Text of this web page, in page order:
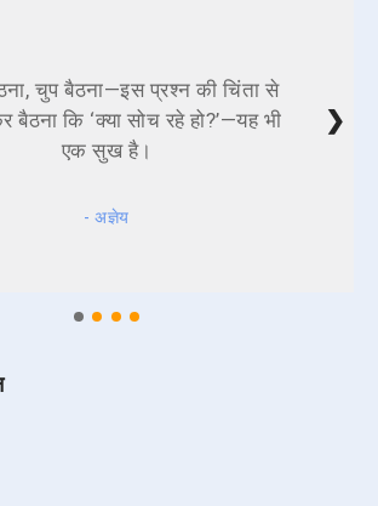
चुप बैठना—इस प्रश्न की चिंता से
बैठना कि ‘क्या सोच रहे हो?’—यह भी
एक सुख है।
- अज्ञेय
❯